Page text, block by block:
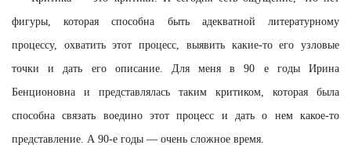
фигуры, которая способна быть адекватной литературному
процессу, охватить этот процесс, выявить какие-то его узловые
точки и дать его описание. Для меня в 90 е годы Ирина
Бенционовна и представлялась таким критиком, которая была
способна связать воедино этот процесс и дать о нем какое-то
представление. А 90-е годы — очень сложное время.